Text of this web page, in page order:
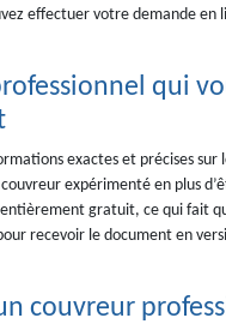
effectuer votre demande en
professionnel qui
exactes et précises
couvreur expérimenté en plus
gratuit, ce qui fait
recevoir le document en
couvreur